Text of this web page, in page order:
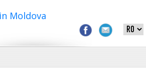
Moldova